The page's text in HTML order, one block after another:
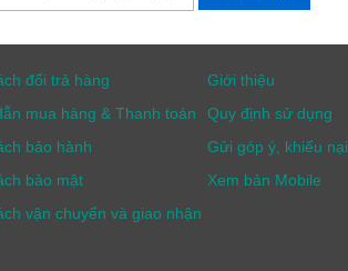
đổi trả hàng
mua hàng & Thanh toán
bảo hành
bảo mật
vận chuyển và giao nhận
Giới thiệu
Quy định sử dụng
Gửi góp ý, khiếu nại
Xem bản Mobile